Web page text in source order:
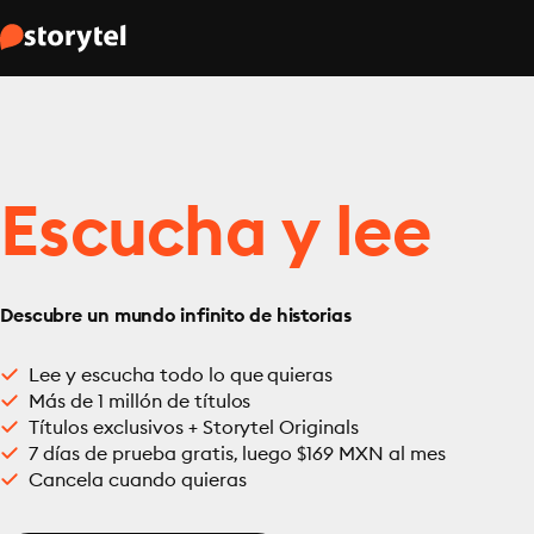
Escucha y lee
Descubre un mundo infinito de historias
Lee y escucha todo lo que quieras
Más de 1 millón de títulos
Títulos exclusivos + Storytel Originals
7 días de prueba gratis, luego $169 MXN al mes
Cancela cuando quieras